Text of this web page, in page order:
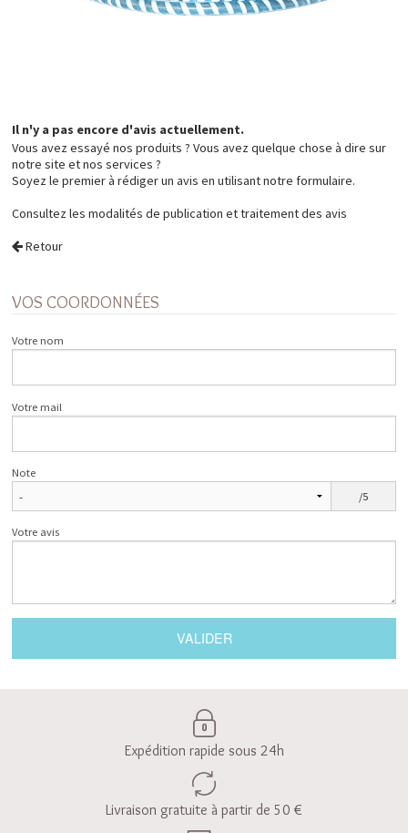
Il n'y a pas encore d'avis actuellement.
Vous avez essayé nos produits ? Vous avez quelque chose à dire sur
notre site et nos services ?
Soyez le premier à rédiger un avis en utilisant notre formulaire.
Consultez lesmodalités de publication et traitement des avis
Retour
VOS COORDONNÉES
Votre nom
Votre mail
Note
/5
Votre avis
Expédition rapide sous 24h
Livraison gratuite à partir de 50 €